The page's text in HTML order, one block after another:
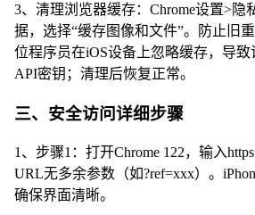
3、清理浏览器缓存：Chrome设置>隐
据，选择“缓存图像和文件”。防止旧
位程序员在iOS设备上忽略缓存，导
API密钥；清理后恢复正常。
三、安全访问详细步骤
1、步骤1：打开Chrome 122，输入
URL无多余参数（如?ref=xxx）。
确保界面清晰。